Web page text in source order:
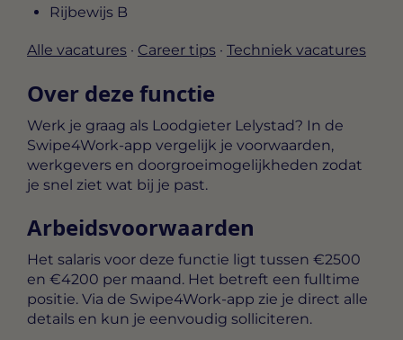
Rijbewijs B
Alle vacatures · Career tips · Techniek vacatures
Over deze functie
Werk je graag als Loodgieter Lelystad? In de
Swipe4Work-app vergelijk je voorwaarden,
werkgevers en doorgroeimogelijkheden zodat
je snel ziet wat bij je past.
Arbeidsvoorwaarden
Het salaris voor deze functie ligt tussen €2500
en €4200 per maand . Het betreft een fulltime
positie. Via de Swipe4Work-app zie je direct alle
details en kun je eenvoudig solliciteren.